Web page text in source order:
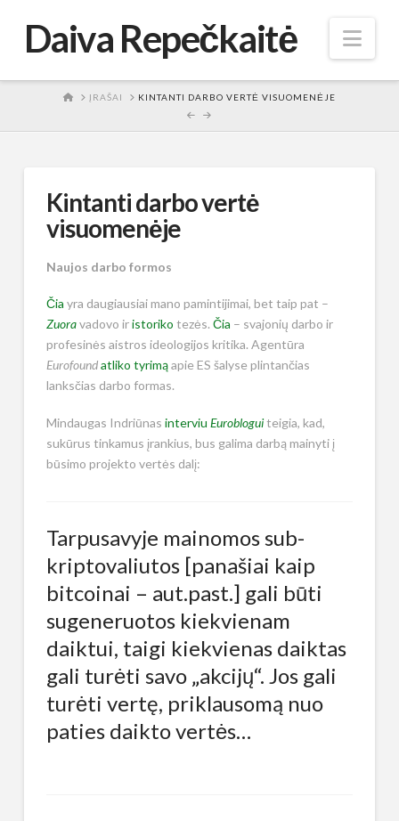
Daiva Repečkaitė
HOMEĮRAŠAI KINTANTI DARBO VERTĖ VISUOMENĖJE
Kintanti darbo vertė
visuomenėje
Naujos darbo formos
Čia yra daugiausiai mano pamintijimai, bet taip pat –
Zuoravadovo iristoriko tezės. Čia – svajonių darbo ir
profesinės aistros ideologijos kritika. Agentūra
Eurofoundatliko tyrimąapie ES šalyse plintančias
lanksčias darbo formas.
Mindaugas Indriūnas interviu Eurobloguiteigia, kad,
sukūrus tinkamus įrankius, bus galima darbą mainyti į
būsimo projekto vertės dalį:
Tarpusavyje mainomos sub-
kriptovaliutos [panašiai kaip
bitcoinai – aut.past.] gali būti
sugeneruotos kiekvienam
daiktui, taigi kiekvienas daiktas
gali turėti savo „akcijų“. Jos gali
turėti vertę, priklausomą nuo
paties daikto vertės…